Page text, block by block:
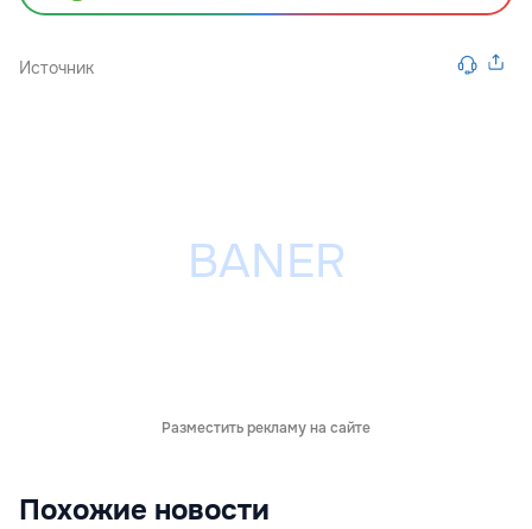
Источник
Разместить рекламу на сайте
Похожие новости